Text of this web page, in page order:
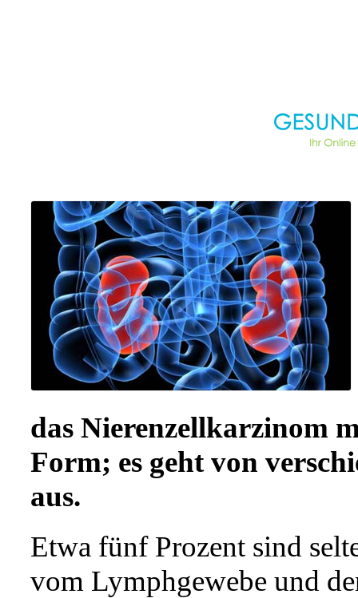
das Nierenzellkarzinom
Form; es geht von
aus.
Etwa fünf Prozent sind
vom Lymphgewebe und